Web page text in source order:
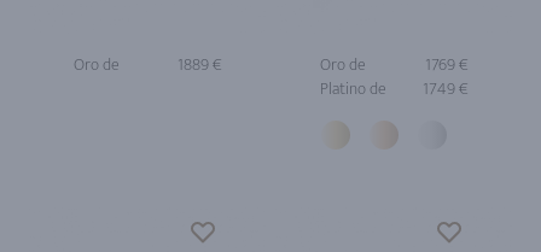
Oro de 1889 € Oro de
1769 €
Platino de
1749 €